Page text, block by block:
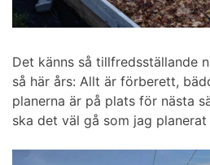
Det känns så tillfredsställande
så här års: Allt är förberett,
planerna är på plats för nästa
ska det väl gå som jag planerat